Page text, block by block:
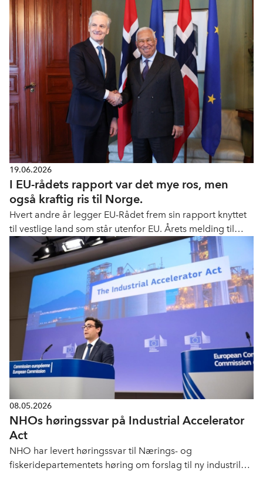
konkurranseevne stå i sentrum. Formannskapet vil også
jobbe for europeiske verdier og for å styrke EUs
sikkerhet.
19.06.2026
I EU-rådets rapport var det mye ros, men
også kraftig ris til Norge.
Hvert andre år legger EU-Rådet frem sin rapport knyttet
til vestlige land som står utenfor EU. Årets melding til
Norge er todelt: Samarbeidet er tettere og bredere enn
noen gang, men de er tydelige på sin kritikk på viktige
områder som etterslep og fiskeri.
08.05.2026
NHOs høringssvar på Industrial Accelerator
Act
NHO har levert høringssvar til Nærings- og
fiskeridepartementets høring om forslag til ny industrilov